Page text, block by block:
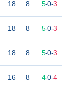
18 8 5-0-3
18 8 5-0-3
18 8 5-0-3
16 8 4-0-4